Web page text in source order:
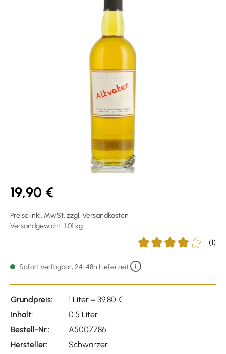
19,90 €
Preise inkl. MwSt. zzgl. Versandkosten
Versandgewicht: 1.01 kg
(1)
Sofort verfügbar, 24-48h Lieferzeit
Grundpreis:
1 Liter = 39,80 €
Inhalt:
0.5 Liter
Bestell-Nr.:
A5007786
Hersteller:
Schwarzer